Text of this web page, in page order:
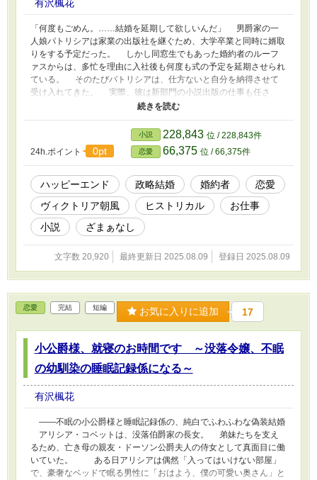
有沢楓花
「何度もごめん。……結婚を延期して欲しいんだ」 男爵家の一
人娘パトリシアは家業の出版社を継ぐため、大学卒業と同時に婿取
りをする予定だった。 しかし同窓生でもあった婚約者のルーフ
ァスからは、多忙を理由に入社後も何度も式の予定を延期させられ
ている。 そのたびパトリシアは、仕方ないと自分を納得させて
受け入れてきた。 実際、彼は新部門の小説出版の仕事も任さ
れ、特に彼が担当する作家アンジェリカの、激甘なロマンス小説は
大ヒット。パトリシアもすぐファンになったからだ。 けれども
パトリシアはある日、「アンジェリカを殺すしかない」というルー
ファスの走り書きを見付けてしまう。 人畜無害そうな婚約者
が、何故か殺人を企てている！ このまま結婚か、はたまた婚約
破棄か、それとも殺人が先なのか。 調査を決意したパトリシア
の前に、ルーファスがアンジェリカと浮気をしている疑いが現れ
て……？ この話は他サイトにも掲載しています。
24h.ポイント 0pt
小説 228,843 位 / 228,843件
恋愛 66,375 位 / 66,375件
ハッピーエンド 政略結婚 婚約者
恋愛
ヴィクトリア朝風
ヒストリカル
お仕事
小説
ざまぁなし
文字数 20,920 最終更新日 2025.08.09 登録日 2025.08.09
恋愛 完結 短編 お気に入りに追加 17
小公爵様、就寝のお時間です ～没落令嬢、不眠
の幼馴染の睡眠記録係になる～
有沢楓花
――不眠の小公爵様と睡眠記録係の、純白でふわふわな偽装結婚
アリシア・コベットは、没落伯爵家の長女。 弟妹たちを支え
るため、亡き母の親友・ドーソン公爵夫人の侍女として真面目に働
いていた。 ある日アリシアは偶然「入ってはいけない部屋」
で、豪奢なベッドで眠る男性に「おはよう、僕の可愛い奥さん」と